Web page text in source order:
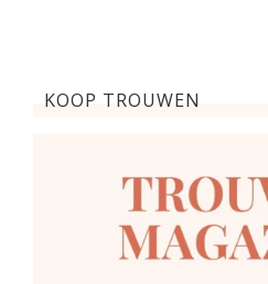
KOOP TROUWEN